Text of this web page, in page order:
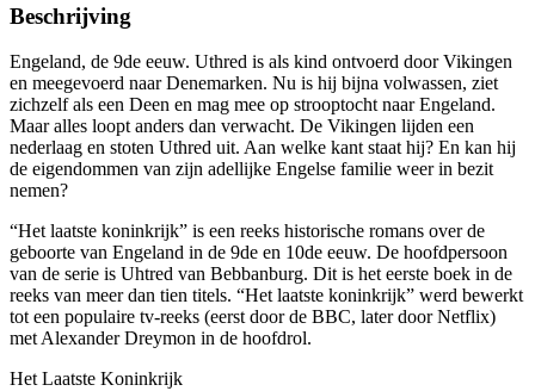
Beschrijving
Engeland, de 9de eeuw. Uthred is als kind ontvoerd door Vikingen
en meegevoerd naar Denemarken. Nu is hij bijna volwassen, ziet
zichzelf als een Deen en mag mee op strooptocht naar Engeland.
Maar alles loopt anders dan verwacht. De Vikingen lijden een
nederlaag en stoten Uthred uit. Aan welke kant staat hij? En kan hij
de eigendommen van zijn adellijke Engelse familie weer in bezit
nemen?
“Het laatste koninkrijk” is een reeks historische romans over de
geboorte van Engeland in de 9de en 10de eeuw. De hoofdpersoon
van de serie is Uhtred van Bebbanburg. Dit is het eerste boek in de
reeks van meer dan tien titels. “Het laatste koninkrijk” werd bewerkt
tot een populaire tv-reeks (eerst door de BBC, later door Netflix)
met Alexander Dreymon in de hoofdrol.
Het Laatste Koninkrijk